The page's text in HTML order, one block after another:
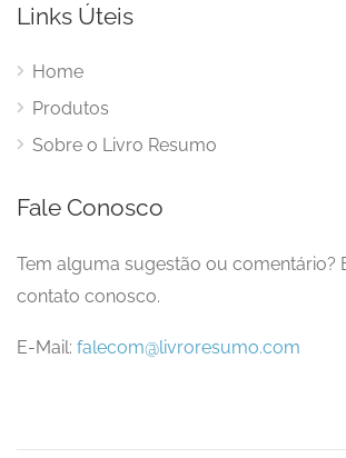
Links Úteis
Home
Produtos
Sobre o Livro Resumo
Fale Conosco
Tem alguma sugestão ou comentário?
contato conosco.
E-Mail: falecom@livroresumo.com